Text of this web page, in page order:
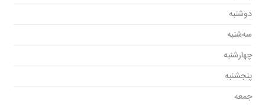
دوشنبه
سه‌شنبه
چهارشنبه
پنجشنبه
جمعه